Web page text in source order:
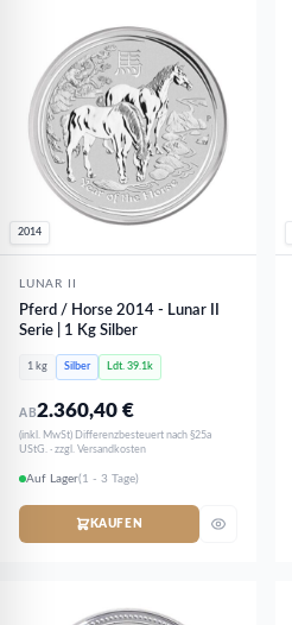
2014
LUNAR II
Pferd / Horse 2014 - Lunar II
Serie | 1 Kg Silber
1 kg Silber Ldt. 39.1k
AB2.360,40€
(inkl. MwSt) Differenzbesteuert nach §25a
UStG. · zzgl. Versandkosten
Auf Lager(1 - 3 Tage)
KAUFEN